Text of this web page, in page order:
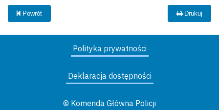
Powrót Drukuj
Polityka prywatności
Deklaracja dostępności
© Komenda Główna Policji